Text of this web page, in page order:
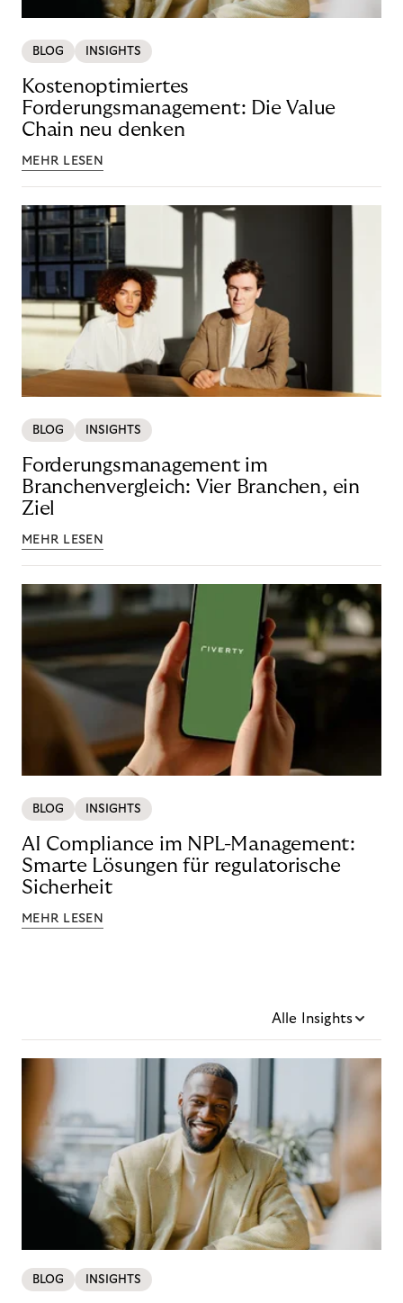
BLOG INSIGHTS
Kostenoptimiertes
Forderungsmanagement: Die Value
Chain neu denken
MEHR LESEN
BLOG INSIGHTS
Forderungsmanagement im
Branchenvergleich: Vier Branchen, ein
Ziel
MEHR LESEN
BLOG INSIGHTS
AI Compliance im NPL-Management:
Smarte Lösungen für regulatorische
Sicherheit
MEHR LESEN
Alle Insights
BLOG INSIGHTS